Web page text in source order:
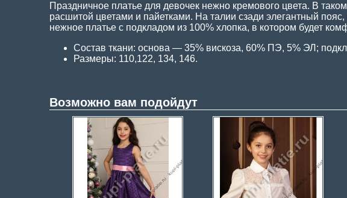
Праздничное платье для девочек нежно кремового цвета. В
расшитой цветами и пайетками. На талии сзади элегантный
нежное платье с подкладом из 100% хлопка, в котором будет
Состав ткани: основа — 35% вискоза, 60% ПЭ, 5% ЭЛ;
Размеры: 110,122, 134, 146.
Возможно вам подойдут